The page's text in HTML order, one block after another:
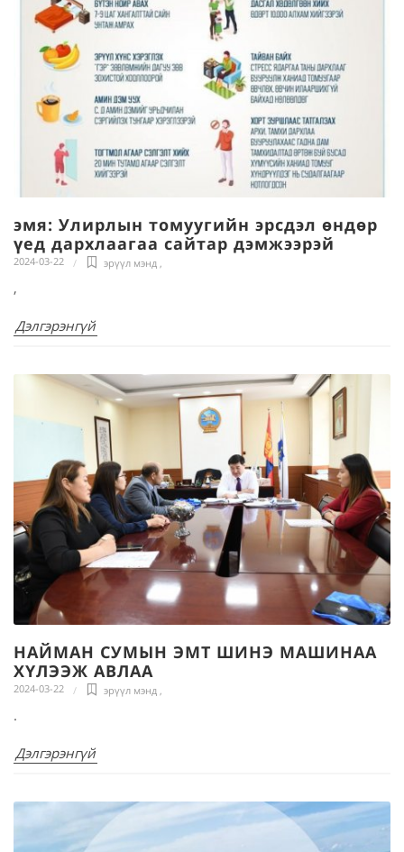
эмя: Улирлын томуугийн эрсдэл өндөр
үед дархлаагаа сайтар дэмжээрэй
2024-03-22 эрүүл мэнд ,
,
Дэлгэрэнгүй
НАЙМАН СУМЫН ЭМТ ШИНЭ МАШИНАА
ХҮЛЭЭЖ АВЛАА
2024-03-22 эрүүл мэнд ,
.
Дэлгэрэнгүй